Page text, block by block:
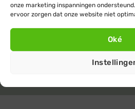
onze marketing inspanningen
ervoor zorgen dat onze website niet
Oké
Klanten geven